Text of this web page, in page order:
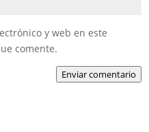
y web en este
comente.
Enviar comentario